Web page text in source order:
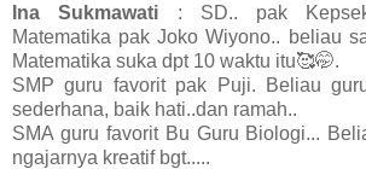
Ina Sukmawati : SD.. pak
Matematika pak Joko Wiyono.. beliau
Matematika suka dpt 10 waktu itu🥰🤭.
SMP guru favorit pak Puji. Beliau
sederhana, baik hati..dan ramah..
SMA guru favorit Bu Guru Biologi...
ngajarnya kreatif bgt.....